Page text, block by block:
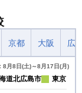
京都 大阪 広
8月8日(土)～8月17日(月)
道北広島市 東京